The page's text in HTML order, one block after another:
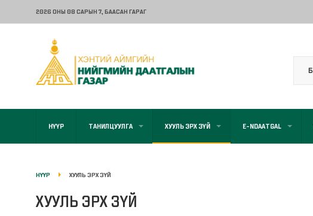
2026 ОНЫ 08 САРЫН 7, БААСАН ГАРАГ
НҮҮР ТАНИЛЦУУЛГА ХУУЛЬ ЭРХ ЗҮЙ E-NDAATGAL
НҮҮР ХУУЛЬ ЭРХ ЗҮЙ
ХУУЛЬ ЭРХ ЗҮЙ